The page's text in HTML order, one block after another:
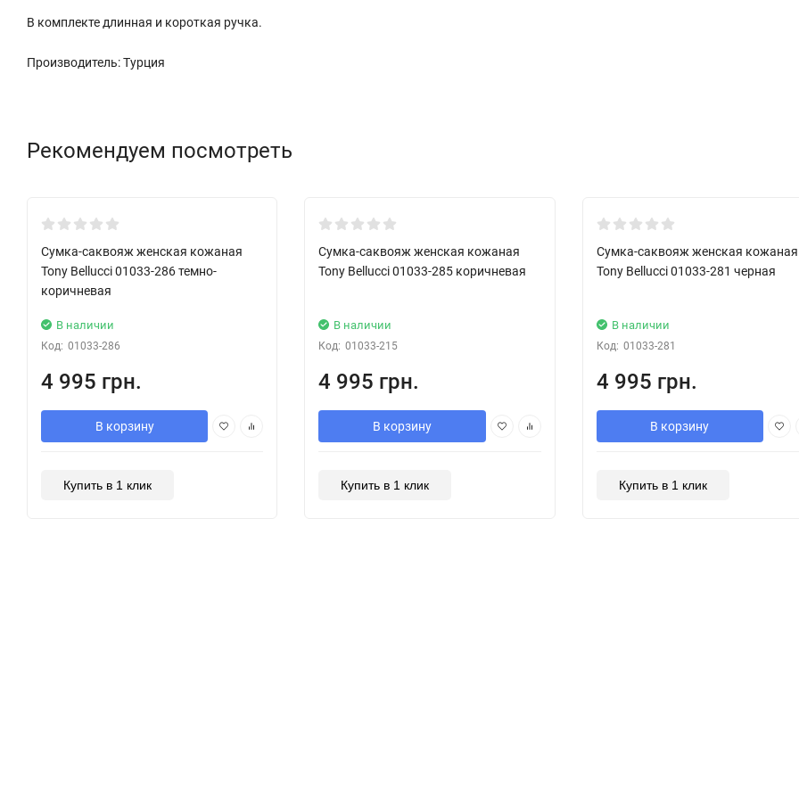
В комплекте длинная и короткая ручка.
Производитель: Турция
Рекомендуем посмотреть
Сумка-саквояж женская кожаная
Tony Bellucci 01033-286 темно-
коричневая
В наличии
Код: 01033-286
4 995 грн.
В корзину
Купить в 1 клик
Хит!
Сумка-саквояж женская кожаная
Tony Bellucci 01033-285 коричневая
В наличии
Код: 01033-215
4 995 грн.
В корзину
Купить в 1 клик
Хит!
Сумка-саквояж женская кожаная
Tony Bellucci 01033-281 черная
В наличии
Код: 01033-281
4 995 грн.
В корзину
Купить в 1 клик